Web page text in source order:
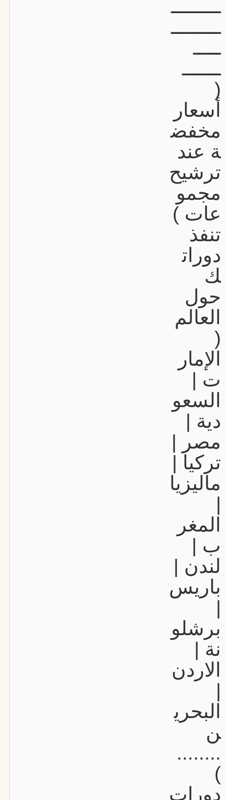
ـــــــــ
ـــــــــ
ـــــ
ـــــــ
(
أسعار
مخفض
ة عند
ترشيح
مجمو
عات )
تنفذ
دورات
ك
حول
العالم
(
الإمار
ت |
السعو
دية |
مصر |
تركيا |
ماليزيا
|
المغر
ب |
لندن |
باريس
|
برشلو
نة |
الاردن
|
البحري
ن
........
)
دورات